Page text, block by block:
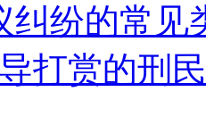
纠纷的常见
打赏的刑